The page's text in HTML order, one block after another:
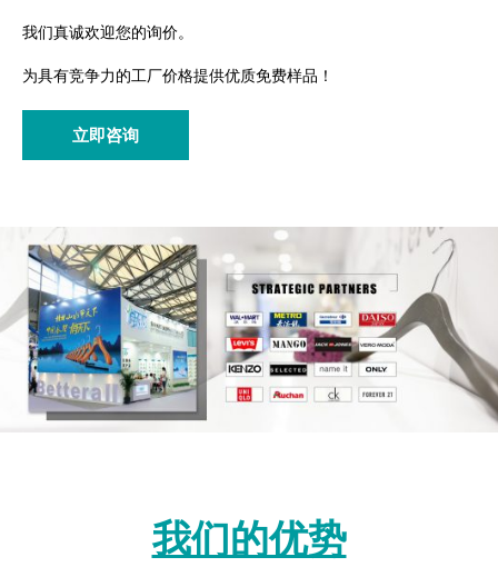
我们真诚欢迎您的询价。
为具有竞争力的工厂价格提供优质免费样品！
立即咨询
我们的优势